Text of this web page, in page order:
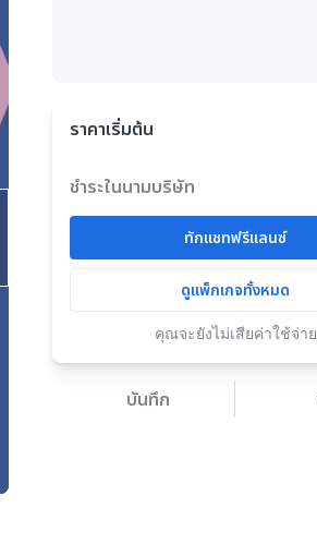
ราคาเริ่มต้น
ชำระในนามบริษัท
ทักแชทฟรีแลนซ์
ดูแพ็กเกจทั้งหมด
คุณจะยังไม่เสียค่าใช้จ่าย
บันทึก